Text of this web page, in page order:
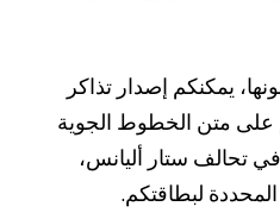
يمكنكم إصدار تذاكر
على متن الخطوط الجوية
تحالف ستار أليانس،
لبطاقتكم.